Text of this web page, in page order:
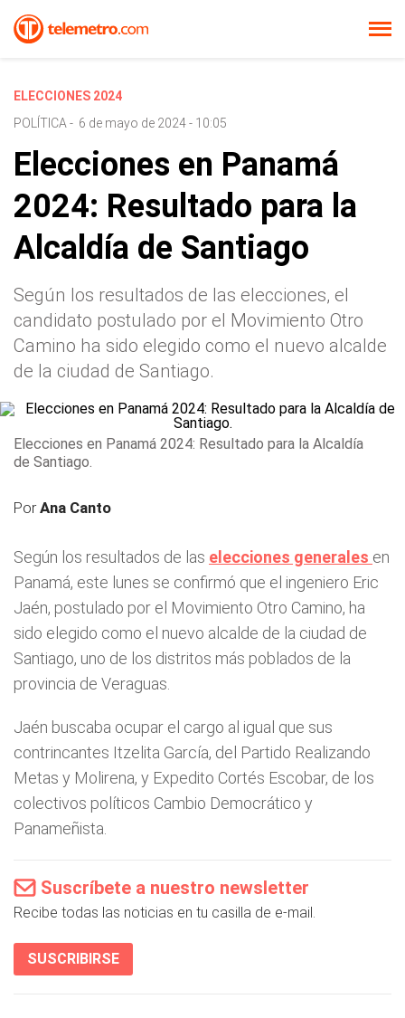
ELECCIONES 2024
POLÍTICA - 6 de mayo de 2024 - 10:05
Elecciones en Panamá
2024: Resultado para la
Alcaldía de Santiago
Según los resultados de las elecciones, el
candidato postulado por el Movimiento Otro
Camino ha sido elegido como el nuevo alcalde
de la ciudad de Santiago.
Elecciones en Panamá 2024: Resultado para la Alcaldía
de Santiago.
PorAna Canto
Según los resultados de las elecciones generales en
Panamá, este lunes se confirmó que el ingeniero Eric
Jaén, postulado por el Movimiento Otro Camino, ha
sido elegido como el nuevo alcalde de la ciudad de
Santiago, uno de los distritos más poblados de la
provincia de Veraguas.
Jaén buscaba ocupar el cargo al igual que sus
contrincantes Itzelita García, del Partido Realizando
Metas y Molirena, y Expedito Cortés Escobar, de los
colectivos políticos Cambio Democrático y
Panameñista.
Suscríbete a nuestro newsletter
Recibe todas las noticias en tu casilla de e-mail.
SUSCRIBIRSE